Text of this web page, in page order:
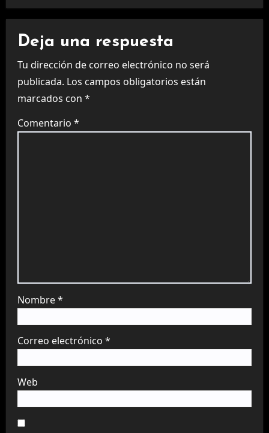
Deja una respuesta
Tu dirección de correo electrónico no será
publicada. Los campos obligatorios están
marcados con *
Comentario *
Nombre*
Correo electrónico *
Web